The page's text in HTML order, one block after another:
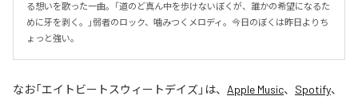
る想いを歌った一曲。「道のど真ん中を歩けないぼくが、誰かの希望になるた
めに牙を剥く。」弱者のロック、噛みつくメロディ。今日のぼくは昨日よりち
ょっと強い。
なお「エイトビートスウィートデイズ」は、 Apple Music、 Spotify、